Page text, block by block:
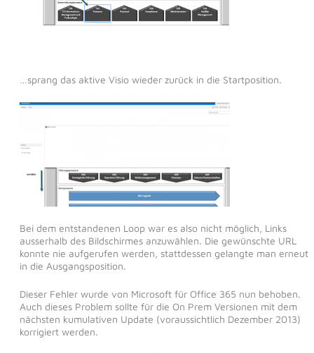
…sprang das aktive Visio wieder zurück in die Startposition.
Bei dem entstandenen Loop war es also nicht möglich, Links
ausserhalb des Bildschirmes anzuwählen. Die gewünschte URL
konnte nie aufgerufen werden, stattdessen gelangte man erneut
in die Ausgangsposition.
Dieser Fehler wurde von Microsoft für Office 365 nun behoben.
Auch dieses Problem sollte für die On Prem Versionen mit dem
nächsten kumulativen Update (voraussichtlich Dezember 2013)
korrigiert werden.